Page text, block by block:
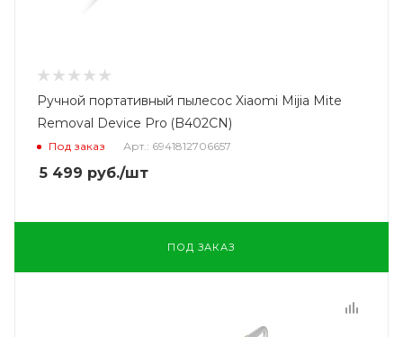
Ручной портативный пылесос Xiaomi Mijia Mite
Removal Device Pro (B402CN)
Под заказ Арт.: 6941812706657
5 499 руб./шт
ПОД ЗАКАЗ